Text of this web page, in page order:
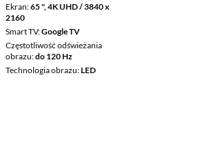
Ekran 65 ", 4K UHD / 3840 x
2160
Smart TV Google TV
Częstotliwość odświeżania
obrazu do 120 Hz
Technologia obrazu LED